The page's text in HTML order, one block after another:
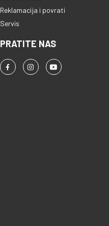
Reklamacija i povrati
Servis
PRATITE NAS